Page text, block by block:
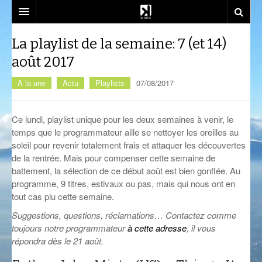
EMISSIONS
AZIMUT
CARTOGRAPHIE INTIME
CÉSURE
COMPLÈTEMENT DES BULLES
CRÉPIDULES
CURIOSITÉS
DJ SETS
LES COLLABORATEURS
CONSTRUCT
EST-CE QU’ON PEUT ALLER?
FLUSSPFERD
RADIO MASALA
EVÉNEMENTS
PLAYLISTS
SOCIÉTÉ
LA RADIO
LA FABRIK
NOUS REJOINDRE
SOUTIEN ET PARTENARIATS
ATELIERS ET FORMATIONS
CONTACT
La playlist de la semaine: 7 (et 14)
août 2017
A la une Actu Playlists 07/08/2017
Ce lundi, playlist unique pour les deux semaines à venir, le
temps que le programmateur aille se nettoyer les oreilles au
soleil pour revenir totalement frais et attaquer les découvertes
de la rentrée. Mais pour compenser cette semaine de
battement, la sélection de ce début août est bien gonflée. Au
programme, 9 titres, estivaux ou pas, mais qui nous ont en
tout cas plu cette semaine.
Suggestions, questions, réclamations… Contactez comme
toujours notre programmateurà cette adresse, il vous
répondra dès le 21 août.